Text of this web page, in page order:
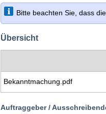
Bitte beachten Sie, dass
Übersicht
Bekanntmachung.pdf
Auftraggeber /